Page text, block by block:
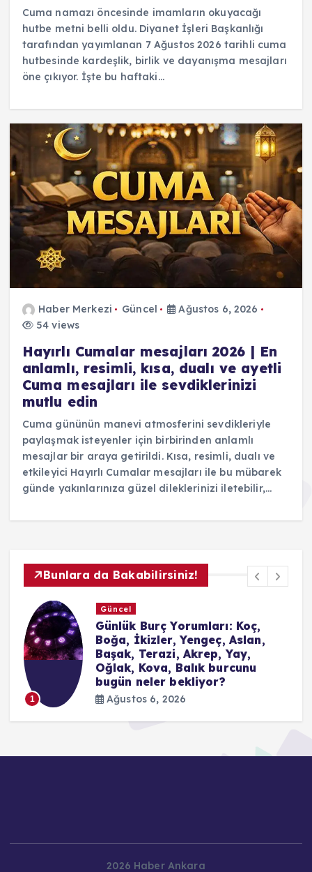
Cuma namazı öncesinde imamların okuyacağı
hutbe metni belli oldu. Diyanet İşleri Başkanlığı
tarafından yayımlanan 7 Ağustos 2026 tarihli cuma
hutbesinde kardeşlik, birlik ve dayanışma mesajları
öne çıkıyor. İşte bu haftaki…
Haber Merkezi Güncel
Ağustos 6, 2026
54 views
Hayırlı Cumalar mesajları 2026 | En
anlamlı, resimli, kısa, dualı ve ayetli
Cuma mesajları ile sevdiklerinizi
mutlu edin
Cuma gününün manevi atmosferini sevdikleriyle
paylaşmak isteyenler için birbirinden anlamlı
mesajlar bir araya getirildi. Kısa, resimli, dualı ve
etkileyici Hayırlı Cumalar mesajları ile bu mübarek
günde yakınlarınıza güzel dileklerinizi iletebilir,…
Bunlara da Bakabilirsiniz!
Yaşam
Beşiktaş’ın play-off yolu: Beşiktaş Avrupa
Ligi’nde nasıl tur atlar? Beşiktaş yenerse,
berabere kalırsa veya yenilirse ne olur?
İşte tüm ihtimaller
Ağustos 6, 2026